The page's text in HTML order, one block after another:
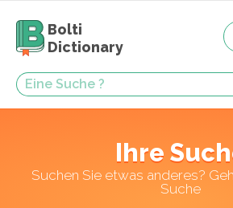
Bolti
Dictionary
Ihre
Suchen Sie etwas anderes?
Suche